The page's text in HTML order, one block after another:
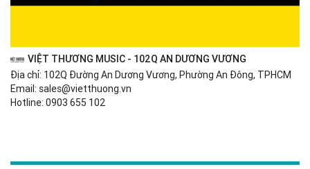
VIỆT THƯƠNG MUSIC - 102Q AN DƯƠNG VƯƠNG
Địa chỉ: 102Q Đường An Dương Vương, Phường An Đông, TPHCM
Email: sales@vietthuong.vn
Hotline: 0903 655 102